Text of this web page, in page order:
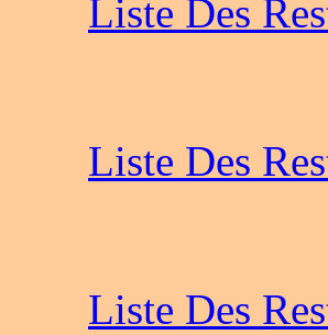
Liste Des
Liste Des
Liste Des